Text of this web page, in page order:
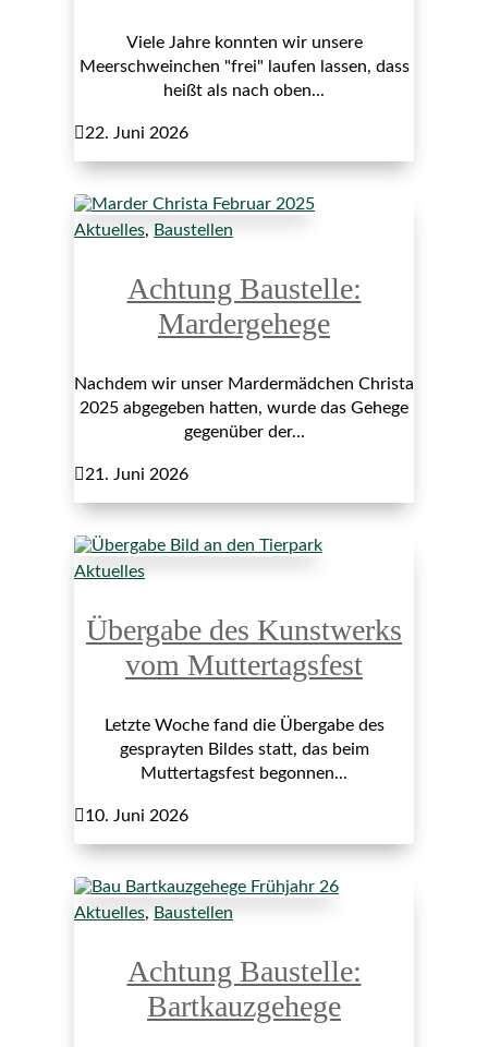
Viele Jahre konnten wir unsere
Meerschweinchen "frei" laufen lassen, dass
heißt als nach oben...
22. Juni 2026
Aktuelles, Baustellen
Achtung Baustelle:
Mardergehege
Nachdem wir unser Mardermädchen Christa
2025 abgegeben hatten, wurde das Gehege
gegenüber der...
21. Juni 2026
Aktuelles
Übergabe des Kunstwerks
vom Muttertagsfest
Letzte Woche fand die Übergabe des
gesprayten Bildes statt, das beim
Muttertagsfest begonnen...
10. Juni 2026
Aktuelles, Baustellen
Achtung Baustelle:
Bartkauzgehege